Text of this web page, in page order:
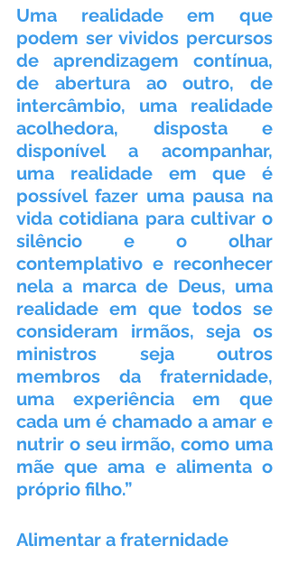
Uma realidade em que
podem ser vividos percursos
de aprendizagem contínua,
de abertura ao outro, de
intercâmbio, uma realidade
acolhedora, disposta e
disponível a acompanhar,
uma realidade em que é
possível fazer uma pausa na
vida cotidiana para cultivar o
silêncio e o olhar
contemplativo e reconhecer
nela a marca de Deus, uma
realidade em que todos se
consideram irmãos, seja os
ministros seja outros
membros da fraternidade,
uma experiência em que
cada um é chamado a amar e
nutrir o seu irmão, como uma
mãe que ama e alimenta o
próprio filho.”
Alimentar a fraternidade